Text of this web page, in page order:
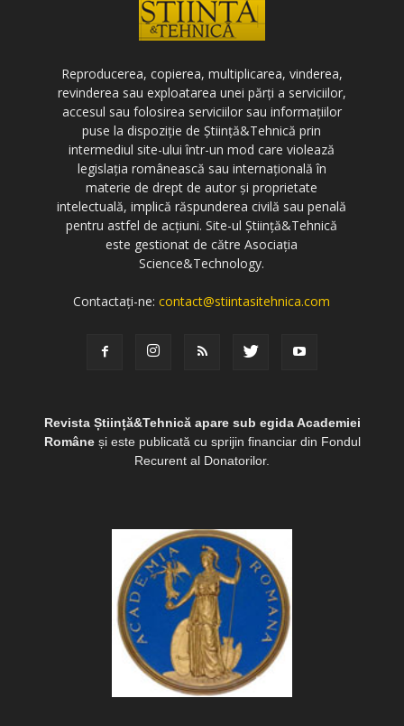
Reproducerea, copierea, multiplicarea, vinderea,
revinderea sau exploatarea unei părți a serviciilor,
accesul sau folosirea serviciilor sau informațiilor
puse la dispoziție de Știință&Tehnică prin
intermediul site-ului într-un mod care violează
legislația românească sau internațională în
materie de drept de autor și proprietate
intelectuală, implică răspunderea civilă sau penală
pentru astfel de acțiuni. Site-ul Știință&Tehnică
este gestionat de către Asociația
Science&Technology.
Contactați-ne:contact@stiintasitehnica.com
Revista Știință&Tehnică apare sub egida Academiei
Româneși este publicată cu sprijin financiar din Fondul
Recurent al Donatorilor.